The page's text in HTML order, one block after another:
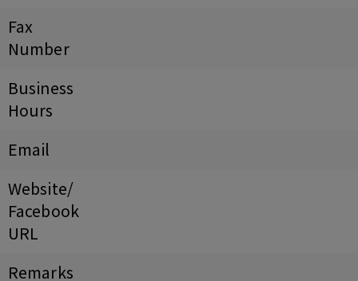
Fax
Number
Business
Hours
Email
Website/
Facebook
URL
Remarks